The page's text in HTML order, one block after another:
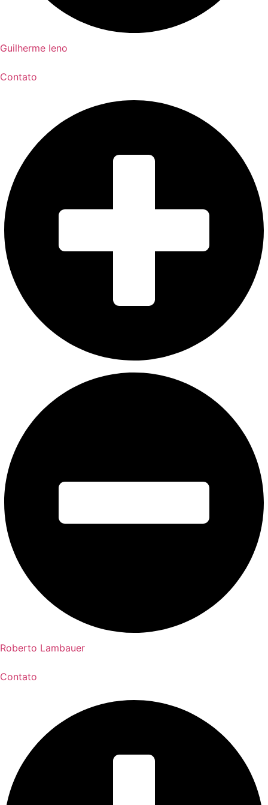
Guilherme Ieno
Contato
Roberto Lambauer
Contato